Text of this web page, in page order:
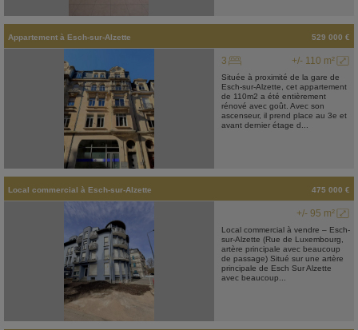
Appartement à Esch-sur-Alzette 529 000 €
+/- 110 m²
3
Située à proximité de la gare de
Esch-sur-Alzette, cet appartement
de 110m2 a été entièrement
rénové avec goût. Avec son
ascenseur, il prend place au 3e et
avant dernier étage d...
Local commercial à Esch-sur-Alzette 475 000 €
+/- 95 m²
Local commercial à vendre – Esch-
sur-Alzette (Rue de Luxembourg,
artère principale avec beaucoup
de passage) Situé sur une artère
principale de Esch Sur Alzette
avec beaucoup...